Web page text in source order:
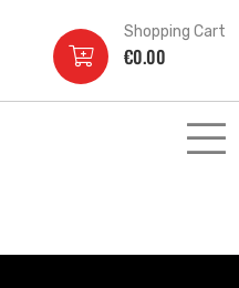
Shopping Cart
€0.00